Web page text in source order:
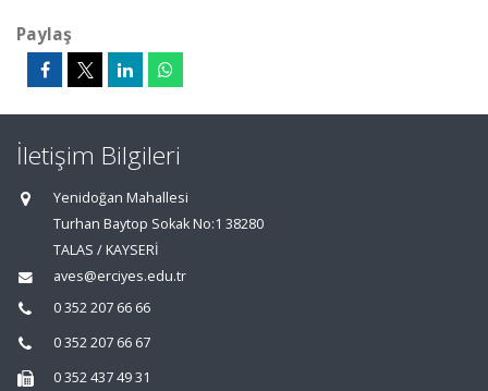
Paylaş
İletişim Bilgileri
Yenidoğan Mahallesi
Turhan Baytop Sokak No:1 38280
TALAS / KAYSERİ
aves@erciyes.edu.tr
0 352 207 66 66
0 352 207 66 67
0 352 437 49 31